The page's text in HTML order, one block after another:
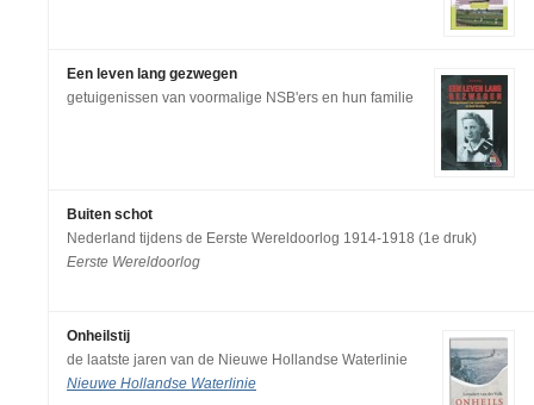
Een leven lang gezwegen
getuigenissen van voormalige NSB'ers en hun familie
Buiten schot
Nederland tijdens de Eerste Wereldoorlog 1914-1918 (1e druk)
Eerste Wereldoorlog
Onheilstij
de laatste jaren van de Nieuwe Hollandse Waterlinie
Nieuwe Hollandse Waterlinie